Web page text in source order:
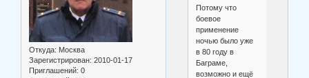
Откуда: Москва
Зарегистрирован: 2010-01-17
Приглашений: 0
Потому что
боевое
применение
ночью было уже
в 80 году в
Баграме,
возможно и ещё